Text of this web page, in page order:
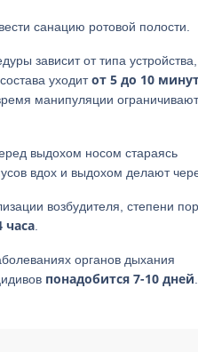
санацию ротовой полости.
зависит от типа устройства,
уходитот 5 до 10
манипуляции
выдохом носом стараясь
вдох и выдохом делают
возбудителя, степени
органов дыхания
понадобится 7-10 дней